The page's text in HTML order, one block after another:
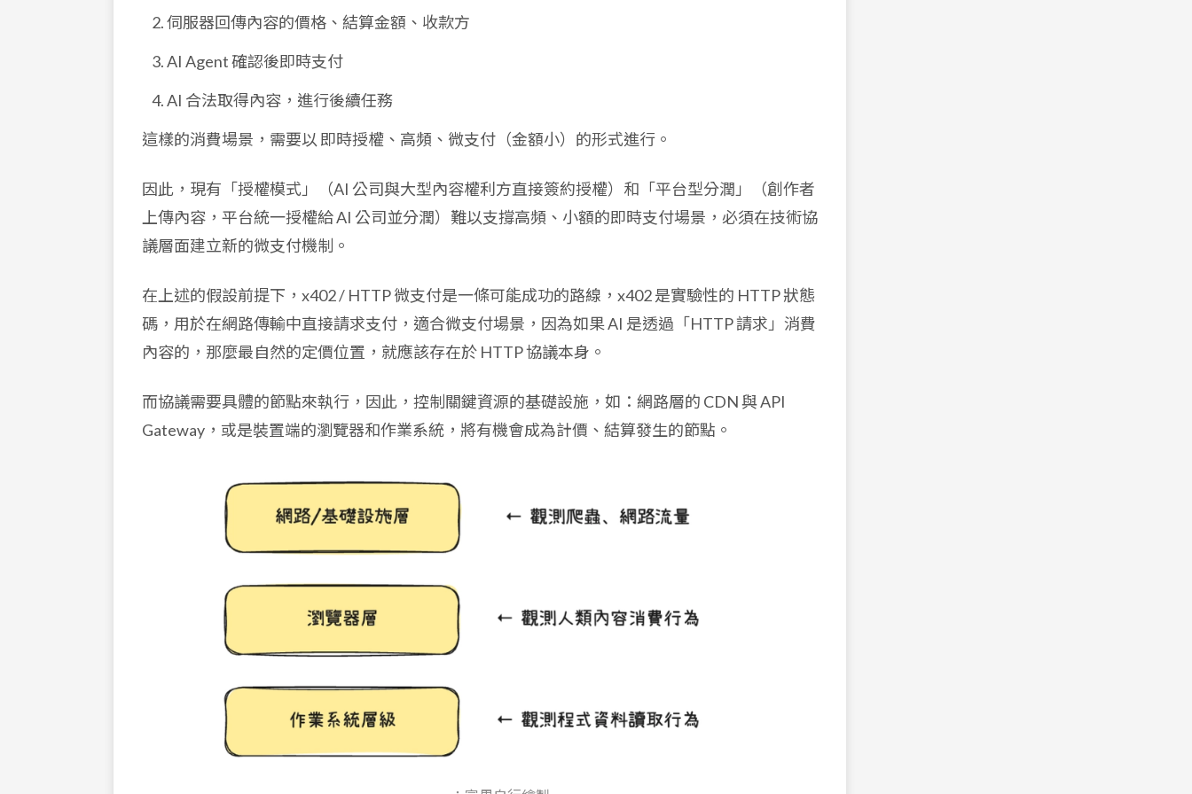
伺服器回傳內容的價格、結算金額、收款方
AI Agent 確認後即時支付
AI 合法取得內容，進行後續任務
這樣的消費場景，需要以 即時授權、高頻、微支付（金額小）的形式進行。
因此，現有「授權模式」（AI 公司與大型內容權利方直接簽約授權）和「平台型分潤」（創作者
上傳內容，平台統一授權給 AI 公司並分潤）難以支撐高頻、小額的即時支付場景，必須在技術協
議層面建立新的微支付機制。
在上述的假設前提下，x402 / HTTP 微支付是一條可能成功的路線，x402 是實驗性的 HTTP 狀態
碼，用於在網路傳輸中直接請求支付，適合微支付場景，因為如果 AI 是透過「HTTP 請求」消費
內容的，那麼最自然的定價位置，就應該存在於 HTTP 協議本身。
而協議需要具體的節點來執行，因此，控制關鍵資源的基礎設施，如：網路層的 CDN 與 API
Gateway，或是裝置端的瀏覽器和作業系統，將有機會成為計價、結算發生的節點。